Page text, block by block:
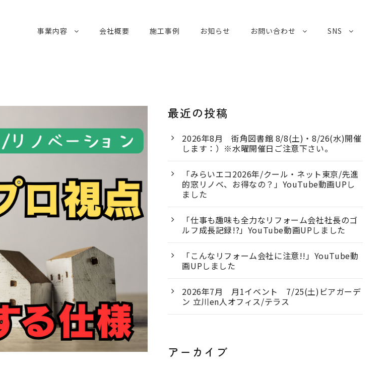
事業内容 会社概要 施工事例 お知らせ お問い合わせ SNS
最近の投稿
2026年8月 街角図書館 8/8(土)・8/26(水)開催
します：）※水曜開催日ご注意下さい。
「みらいエコ2026年/クール・ネット東京/先進
的窓リノベ、お得なの？」YouTube動画UPし
ました
「仕事も趣味も全力なリフォーム会社社長のゴ
ルフ成長記録!?」YouTube動画UPしました
「こんなリフォーム会社に注意!!」YouTube動
画UPしました
2026年7月 月1イベント 7/25(土)ビアガーデ
ン 立川en人オフィス/テラス
アーカイブ